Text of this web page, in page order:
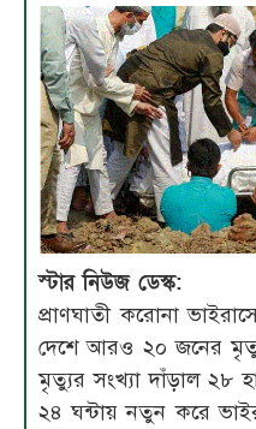
স্টার নিউজ ডেস্ক:
প্রাণঘাতী করোনা
দেশে আরও ২০ জনের
মৃত্যুর সংখ্যা দাঁড়াল ২৮
২৪ ঘন্টায় নতুন করে